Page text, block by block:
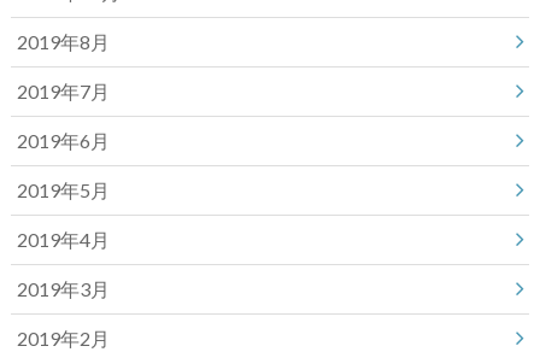
2019年8月
2019年7月
2019年6月
2019年5月
2019年4月
2019年3月
2019年2月